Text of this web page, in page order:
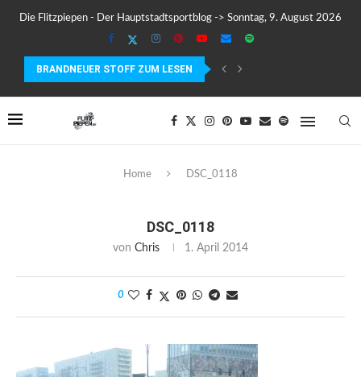
Die Flitzpiepen - Der Hauptstadtsportblog -> Sonntag, 9. August 2026
BRANDNEUER STOFF ZUM LESEN
COROS PACE 4 IM TEST – LEICHT, SCHNELL...
Home DSC_0118
DSC_0118
von Chris 1. April 2014
0